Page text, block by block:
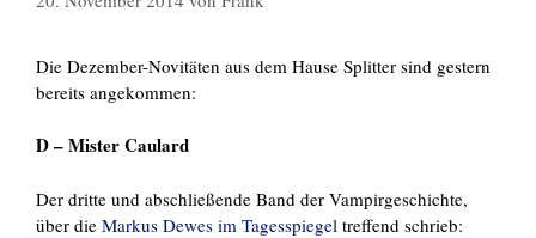
Die Dezember-Novitäten aus dem Hause Splitter sind gestern
bereits angekommen:
D – Mister Caulard
Der dritte und abschließende Band der Vampirgeschichte,
über die Markus Dewes im Tagesspiegel treffend schrieb: